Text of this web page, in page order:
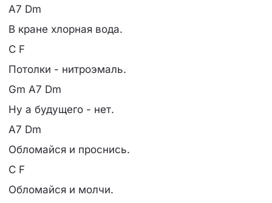
A7 Dm
В кране хлорная вода.
C F
Потолки - нитроэмаль.
Gm A7 Dm
Ну а будущего - нет.
A7 Dm
Обломайся и проснись.
C F
Обломайся и молчи.